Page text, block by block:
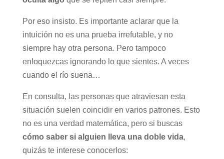
Por eso insisto. Es importante aclarar que la
intuición no es una prueba irrefutable, y no
siempre hay otra persona. Pero tampoco
enloquezcas ignorando lo que sientes. A veces
cuando el río suena…
En consulta, las personas que atraviesan esta
situación suelen coincidir en varios patrones. Esto
no es una verdad matemática, pero si buscas
cómo saber si alguien lleva una doble vida,
quizás te interese conocerlos: